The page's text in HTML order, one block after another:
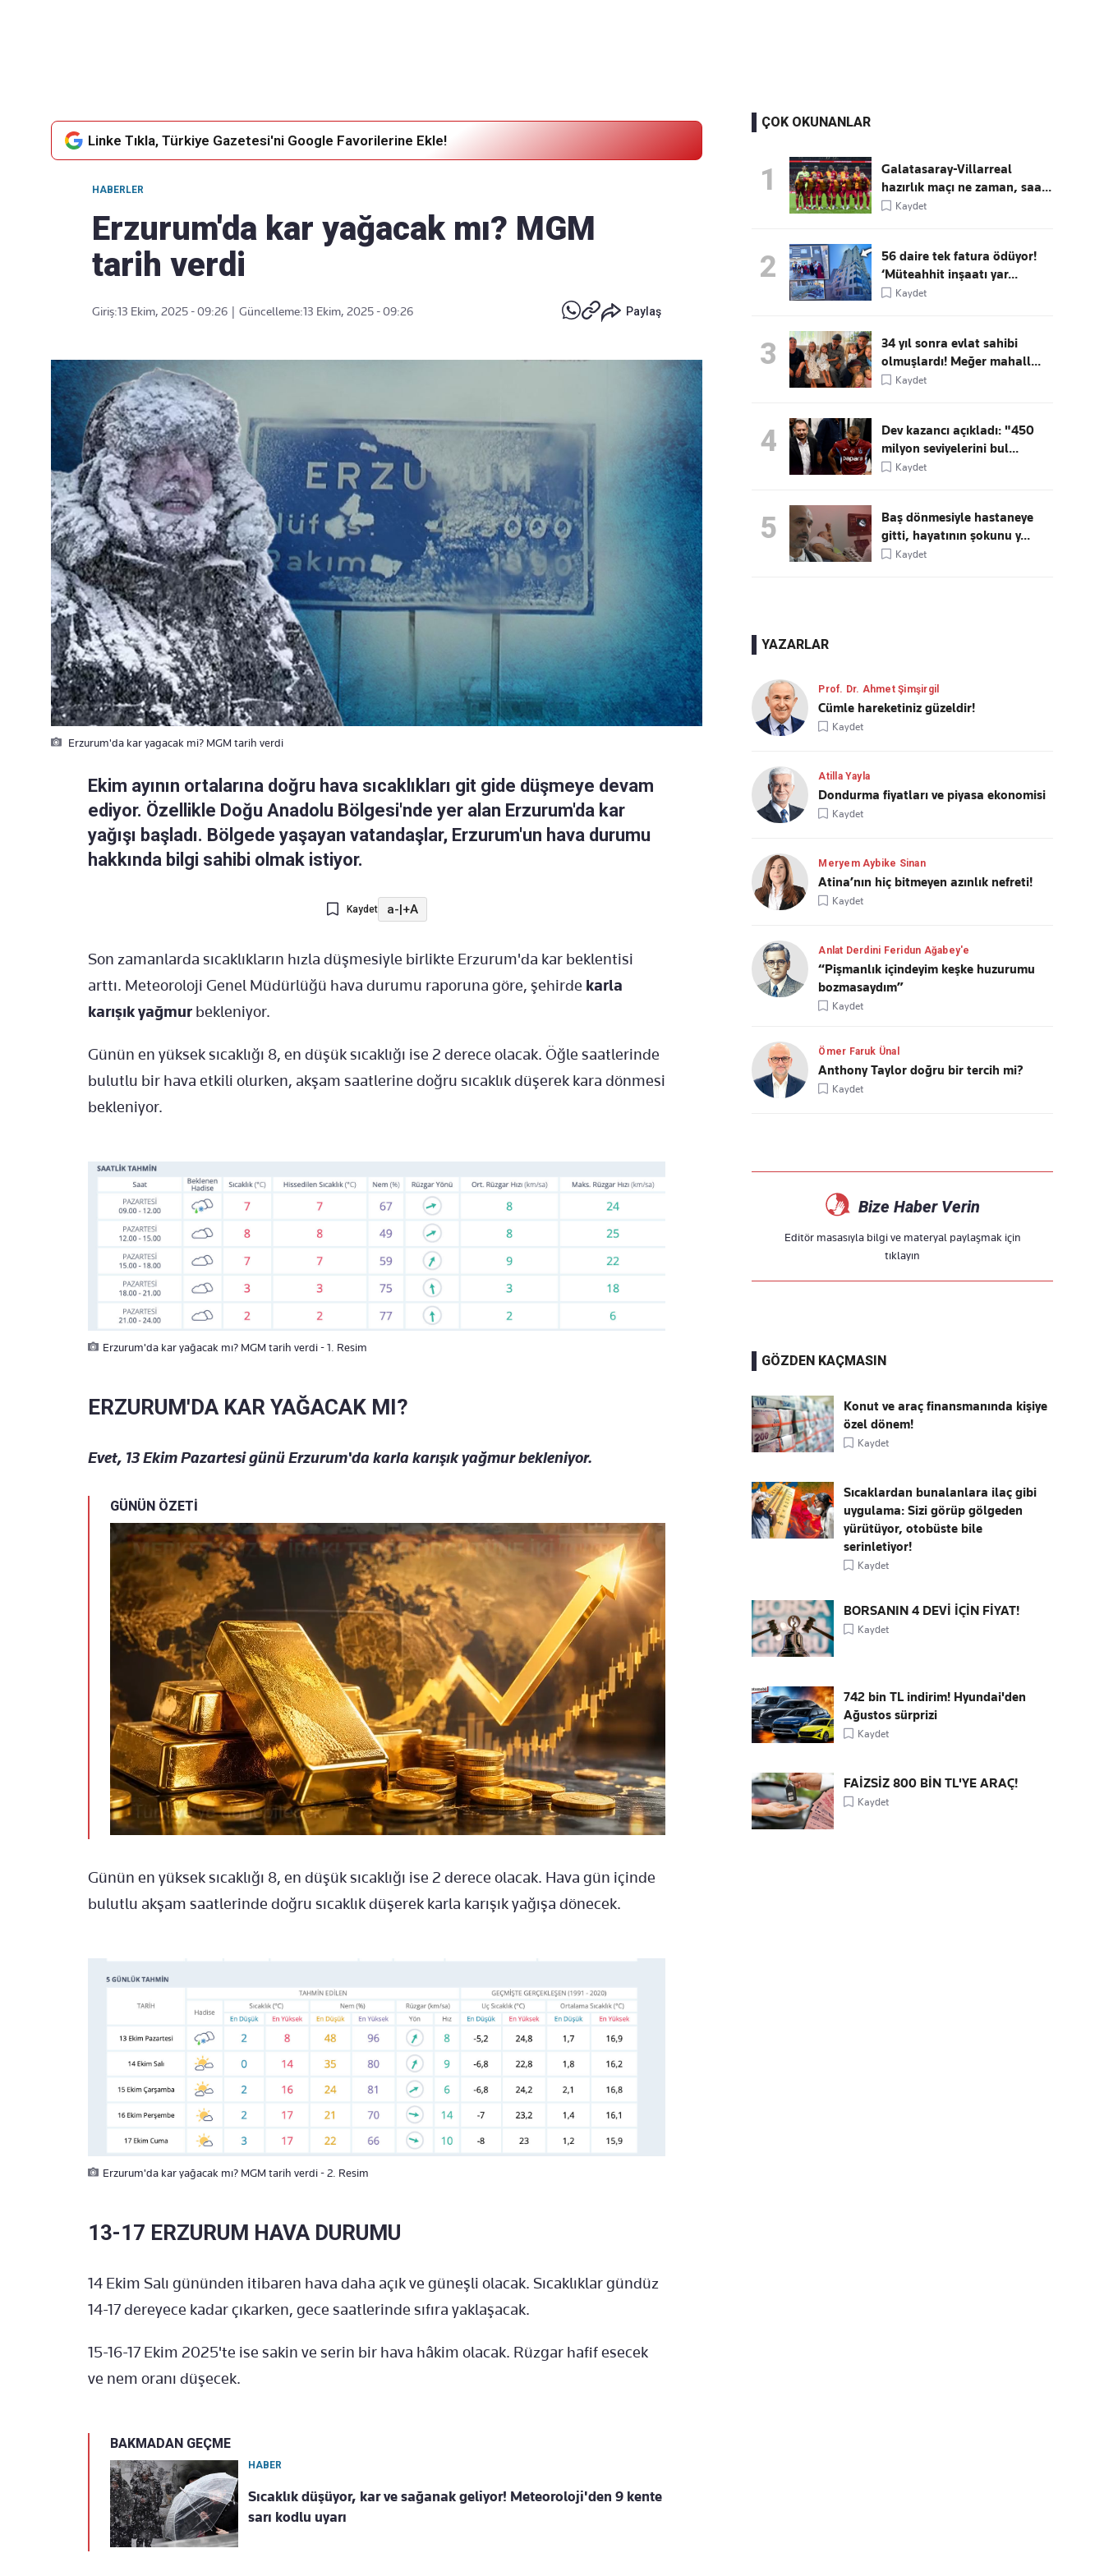
Linke Tıkla, Türkiye Gazetesi'ni Google Favorilerine Ekle!
HABERLER
Erzurum'da kar yağacak mı? MGM
tarih verdi
Giriş:13 Ekim, 2025 - 09:26 Güncelleme:13 Ekim, 2025 - 09:26 Paylaş
Erzurum'da kar yagacak mi? MGM tarih verdi
Ekim ayının ortalarına doğru hava sıcaklıkları git gide düşmeye devam
ediyor. Özellikle Doğu Anadolu Bölgesi'nde yer alan Erzurum'da kar
yağışı başladı. Bölgede yaşayan vatandaşlar, Erzurum'un hava durumu
hakkında bilgi sahibi olmak istiyor.
Kaydet a-|+A
Son zamanlarda sıcaklıkların hızla düşmesiyle birlikte Erzurum'da kar beklentisi
arttı. Meteoroloji Genel Müdürlüğü hava durumu raporuna göre, şehirde karla
karışık yağmur bekleniyor.
Günün en yüksek sıcaklığı 8, en düşük sıcaklığı ise 2 derece olacak. Öğle saatlerinde
bulutlu bir hava etkili olurken, akşam saatlerine doğru sıcaklık düşerek kara dönmesi
bekleniyor.
Erzurum'da kar yağacak mı? MGM tarih verdi - 1. Resim
ERZURUM'DA KAR YAĞACAK MI?
Evet, 13 Ekim Pazartesi günü Erzurum'da karla karışık yağmur bekleniyor.
GÜNÜN ÖZETİ
Günün en yüksek sıcaklığı 8, en düşük sıcaklığı ise 2 derece olacak. Hava gün içinde
bulutlu akşam saatlerinde doğru sıcaklık düşerek karla karışık yağışa dönecek.
Erzurum'da kar yağacak mı? MGM tarih verdi - 2. Resim
13-17 ERZURUM HAVA DURUMU
14 Ekim Salı gününden itibaren hava daha açık ve güneşli olacak. Sıcaklıklar gündüz
14-17 dereyece kadar çıkarken, gece saatlerinde sıfıra yaklaşacak.
15-16-17 Ekim 2025'te ise sakin ve serin bir hava hâkim olacak. Rüzgar hafif esecek
ve nem oranı düşecek.
BAKMADAN GEÇME
HABER
Sıcaklık düşüyor, kar ve sağanak geliyor! Meteoroloji'den 9 kente
sarı kodlu uyarı
ÇOK OKUNANLAR
1
Galatasaray-Villarreal
hazırlık maçı ne zaman, saa...
Kaydet
2
56 daire tek fatura ödüyor!
‘Müteahhit inşaatı yar...
Kaydet
3
34 yıl sonra evlat sahibi
olmuşlardı! Meğer mahall...
Kaydet
4
Dev kazancı açıkladı: "450
milyon seviyelerini bul...
Kaydet
5
Baş dönmesiyle hastaneye
gitti, hayatının şokunu y...
Kaydet
YAZARLAR
Prof. Dr. Ahmet Şimşirgil
Cümle hareketiniz güzeldir!
Kaydet
Atilla Yayla
Dondurma fiyatları ve piyasa ekonomisi
Kaydet
Meryem Aybike Sinan
Atina’nın hiç bitmeyen azınlık nefreti!
Kaydet
Anlat Derdini Feridun Ağabey'e
“Pişmanlık içindeyim keşke huzurumu
bozmasaydım”
Kaydet
Ömer Faruk Ünal
Anthony Taylor doğru bir tercih mi?
Kaydet
Bize Haber Verin
Editör masasıyla bilgi ve materyal paylaşmak için
tıklayın
GÖZDEN KAÇMASIN
Konut ve araç finansmanında kişiye
özel dönem!
Kaydet
Sıcaklardan bunalanlara ilaç gibi
uygulama: Sizi görüp gölgeden
yürütüyor, otobüste bile
serinletiyor!
Kaydet
BORSANIN 4 DEVİ İÇİN FİYAT!
Kaydet
742 bin TL indirim! Hyundai'den
Ağustos sürprizi
Kaydet
FAİZSİZ 800 BİN TL'YE ARAÇ!
Kaydet